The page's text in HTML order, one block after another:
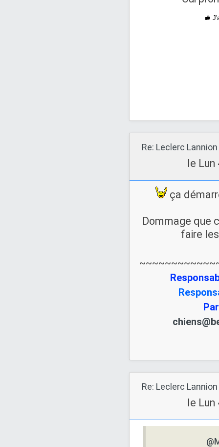
Re: Leclerc Lannion
le Lun
ça
Dommage que
faire
Re: Leclerc Lannion
le Lun